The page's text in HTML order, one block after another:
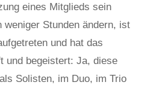
eines Mitglieds sein
weniger Stunden ändern, ist
und hat das
und begeistert: Ja, diese
Solisten, im Duo, im Trio